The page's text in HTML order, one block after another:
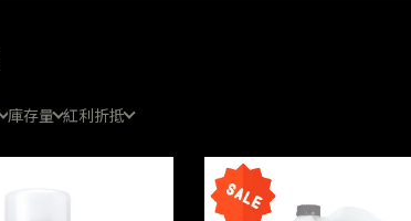
庫存量 紅利折抵